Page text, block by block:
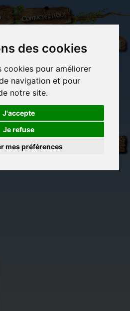
des cookies
cookies pour améliorer
navigation et pour
notre site.
J'accepte
Je refuse
mes préférences
Contactez-nous
Carterie
originale
Activités
détente et jeux
Objets déco et